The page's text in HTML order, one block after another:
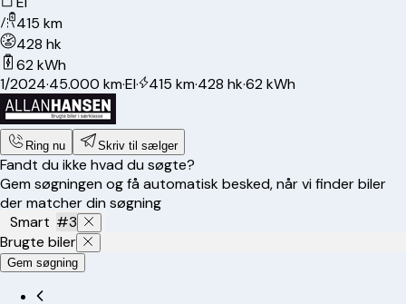
415 km
428 hk
62 kWh
1/2024·45.000 km·El· 415 km·428 hk·62 kWh
Ring nu Skriv til sælger
Fandt du ikke hvad du søgte?
Gem søgningen og få automatisk besked, når vi finder biler
der matcher din søgning
Smart #3
Brugte biler
Gem søgning